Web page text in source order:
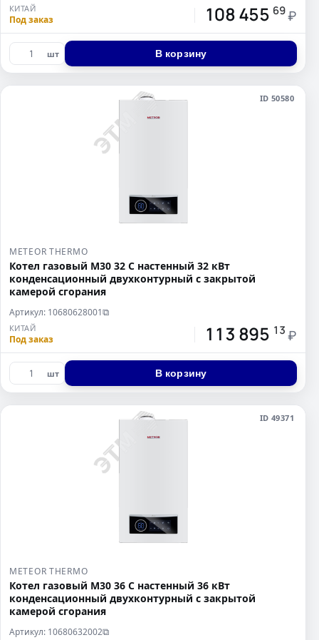
КИТАЙ
Под заказ 108 455 69 ₽
шт В корзину
ID 50580
METEOR THERMO
Котел газовый M30 32 C настенный 32 кВт
конденсационный двухконтурный с закрытой
камерой сгорания
Артикул: 10680628001⧉
КИТАЙ
Под заказ 113 895 13 ₽
шт В корзину
ID 49371
METEOR THERMO
Котел газовый M30 36 C настенный 36 кВт
конденсационный двухконтурный с закрытой
камерой сгорания
Артикул: 10680632002⧉